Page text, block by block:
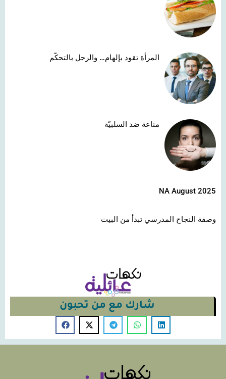
المرأة تقود بإلهام… والرجل بالتحكّم
مناعة ضد السلبيّة
NA August 2025
وصفة النجاح المدرسي تبدأ من البيت
شارك مع من تحبون